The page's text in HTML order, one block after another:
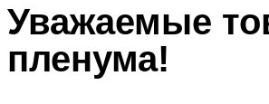
Уважаемые
пленума!